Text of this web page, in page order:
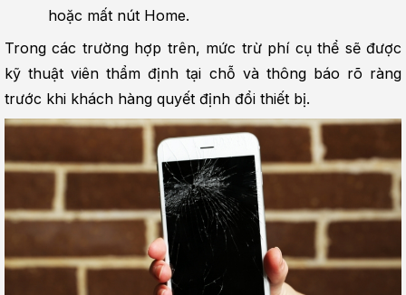
hoặc mất nút Home.
Trong các trường hợp trên, mức trừ phí cụ thể sẽ được
kỹ thuật viên thẩm định tại chỗ và thông báo rõ ràng
trước khi khách hàng quyết định đổi thiết bị.